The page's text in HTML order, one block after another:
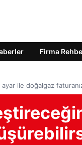
Firma
ile doğalgaz